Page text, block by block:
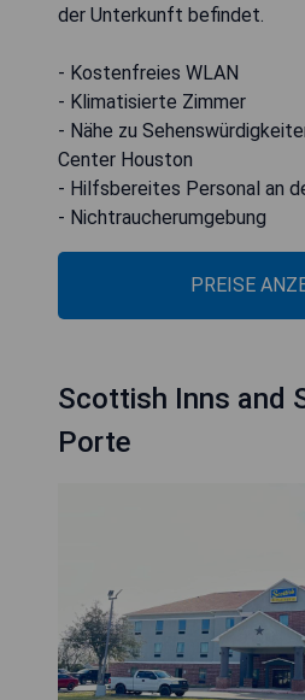
der Unterkunft befindet.
- Kostenfreies WLAN
- Klimatisierte Zimmer
- Nähe zu
Center Houston
- Hilfsbereites Personal an
- Nichtraucherumgebung
PREISE
Scottish Inns and
Porte